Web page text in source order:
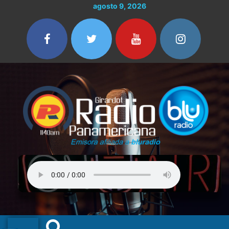
contenido
agosto 9, 2026